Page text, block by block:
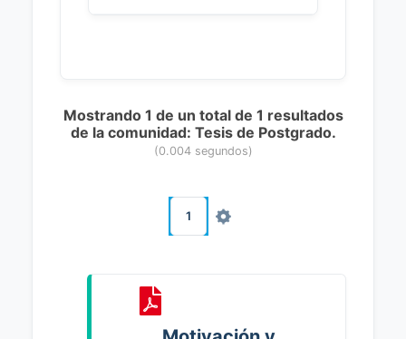
Mostrando 1 de un total de 1 resultados
de la comunidad: Tesis de Postgrado.
(0.004 segundos)
1